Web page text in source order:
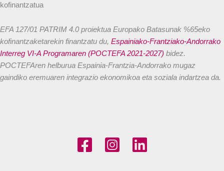
kofinantzatua
EFA 127/01 PATRIM 4.0 proiektua Europako Batasunak %65eko
kofinantzaketarekin finantzatu du, Espainiako-Frantziako-Andorrako
Interreg VI-A Programaren (POCTEFA 2021-2027) bidez.
POCTEFAren helburua Espainia-Frantzia-Andorrako mugaz
gaindiko eremuaren integrazio ekonomikoa eta soziala indartzea da.